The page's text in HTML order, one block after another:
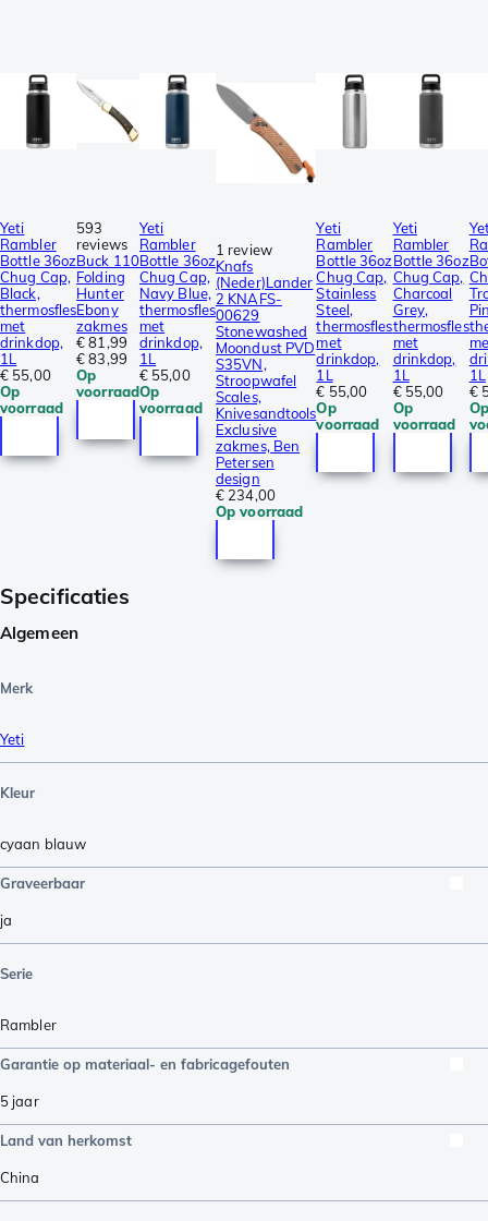
Yeti
Rambler
Bottle 36oz
Chug Cap,
Black,
thermosfles
met
drinkdop,
1L
€ 55,00
Op
voorraad
593
reviews
Buck 110
Folding
Hunter
Ebony
zakmes
€ 81,99
€ 83,99
Op
voorraad
Yeti
Rambler
Bottle 36oz
Chug Cap,
Navy Blue,
thermosfles
met
drinkdop,
1L
€ 55,00
Op
voorraad
1 review
Knafs
(Neder)Lander
2 KNAFS-
00629
Stonewashed
Moondust PVD
S35VN,
Stroopwafel
Scales,
Knivesandtools
Exclusive
zakmes, Ben
Petersen
design
€ 234,00
Op voorraad
Yeti
Rambler
Bottle 36oz
Chug Cap,
Stainless
Steel,
thermosfles
met
drinkdop,
1L
€ 55,00
Op
voorraad
Yeti
Rambler
Bottle 36oz
Chug Cap,
Charcoal
Grey,
thermosfles
met
drinkdop,
1L
€ 55,00
Op
voorraad
1L
€
Op
Specificaties
Algemeen
Merk
Yeti
Kleur
cyaan blauw
Graveerbaar
ja
Serie
Rambler
Garantie op materiaal- en fabricagefouten
5 jaar
Land van herkomst
China